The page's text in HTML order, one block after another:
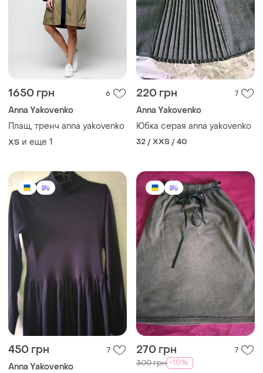
1650 грн 6
Anna Yakovenko
Плащ, тренч anna yakovenko
ХS и еще 1
220 грн 7
Anna Yakovenko
Юбка серая anna yakovenko
32 / XXS / 40
450 грн 7
Anna Yakovenko
270 грн 7
300 грн -10%